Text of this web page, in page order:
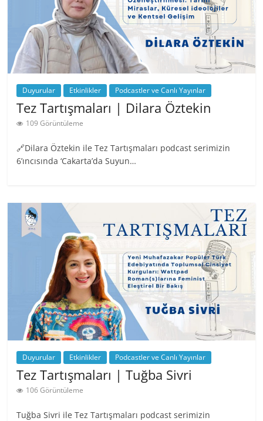
Duyurular Etkinlikler Podcastler ve Canlı Yayınlar
Tez Tartışmaları | Dilara Öztekin
109 Görüntüleme
🔗Dilara Öztekin ile Tez Tartışmaları podcast serimizin
6’ıncısında ‘Cakarta’da Suyun…
Duyurular Etkinlikler Podcastler ve Canlı Yayınlar
Tez Tartışmaları | Tuğba Sivri
106 Görüntüleme
Tuğba Sivri ile Tez Tartışmaları podcast serimizin